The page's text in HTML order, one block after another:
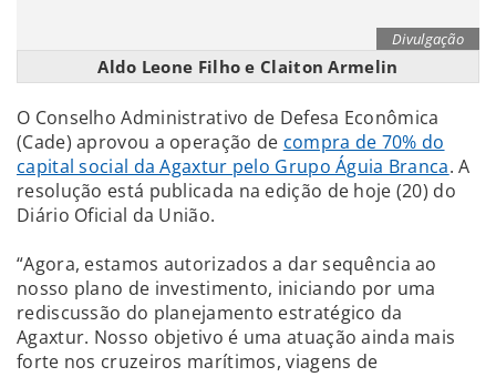
Divulgação
Aldo Leone Filho e Claiton Armelin
O Conselho Administrativo de Defesa Econômica
(Cade) aprovou a operação de compra de 70% do
capital social da Agaxtur pelo Grupo Águia Branca. A
resolução está publicada na edição de hoje (20) do
Diário Oficial da União.
“Agora, estamos autorizados a dar sequência ao
nosso plano de investimento, iniciando por uma
rediscussão do planejamento estratégico da
Agaxtur. Nosso objetivo é uma atuação ainda mais
forte nos cruzeiros marítimos, viagens de